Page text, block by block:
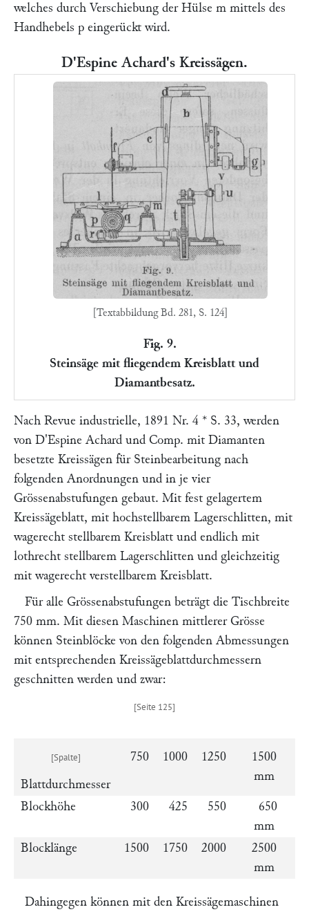
welches durch Verschiebung der Hülse m mittels des
Handhebels p eingerückt wird.
D'Espine Achard's Kreissägen.
[Textabbildung Bd. 281, S. 124]
Fig. 9.
Steinsäge mit fliegendem Kreisblatt und
Diamantbesatz.
Nach Revue industrielle, 1891 Nr. 4 * S. 33, werden
von D'Espine Achard und Comp. mit Diamanten
besetzte Kreissägen für Steinbearbeitung nach
folgenden Anordnungen und in je vier
Grössenabstufungen gebaut. Mit fest gelagertem
Kreissägeblatt, mit hochstellbarem Lagerschlitten, mit
wagerecht stellbarem Kreisblatt und endlich mit
lothrecht stellbarem Lagerschlitten und gleichzeitig
mit wagerecht verstellbarem Kreisblatt.
Für alle Grössenabstufungen beträgt die Tischbreite
750 mm. Mit diesen Maschinen mittlerer Grösse
können Steinblöcke von den folgenden Abmessungen
mit entsprechenden Kreissägeblattdurchmessern
geschnitten werden und zwar:
Blattdurchmesser
750 1000 1250
1500
mm
Blockhöhe 300 425 550
650
mm
Blocklänge
1500 1750 2000
2500
mm
Dahingegen können mit den Kreissägemaschinen